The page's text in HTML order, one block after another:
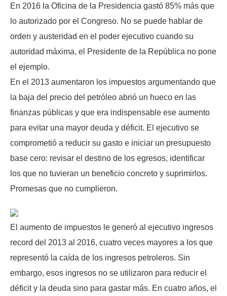
En 2016 la Oficina de la Presidencia gastó 85% más que
lo autorizado por el Congreso. No se puede hablar de
orden y austeridad en el poder ejecutivo cuando su
autoridad máxima, el Presidente de la República no pone
el ejemplo.
En el 2013 aumentaron los impuestos argumentando que
la baja del precio del petróleo abrió un hueco en las
finanzas públicas y que era indispensable ese aumento
para evitar una mayor deuda y déficit. El ejecutivo se
comprometió a reducir su gasto e iniciar un presupuesto
base cero: revisar el destino de los egresos, identificar
los que no tuvieran un beneficio concreto y suprimirlos.
Promesas que no cumplieron.
El aumento de impuestos le generó al ejecutivo ingresos
record del 2013 al 2016, cuatro veces mayores a los que
representó la caída de los ingresos petroleros. Sin
embargo, esos ingresos no se utilizaron para reducir el
déficit y la deuda sino para gastar más. En cuatro años, el